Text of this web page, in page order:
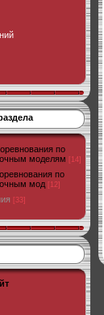
по
моделям
[14]
по
мод
[12]
[33]